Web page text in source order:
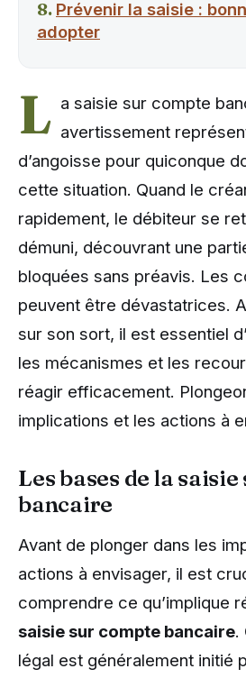
Prévenir la saisie :
adopter
L a saisie sur compte
avertissement
d’angoisse pour quiconque
cette situation. Quand le
rapidement, le débiteur se
démuni, découvrant une
bloquées sans préavis. Les
peuvent être dévastatrices.
sur son sort, il est essentiel
les mécanismes et les
réagir efficacement.
implications et les actions à
Les bases de la
bancaire
Avant de plonger dans les
actions à envisager, il est
comprendre ce qu’implique
saisie sur compte bancaire.
légal est généralement initié